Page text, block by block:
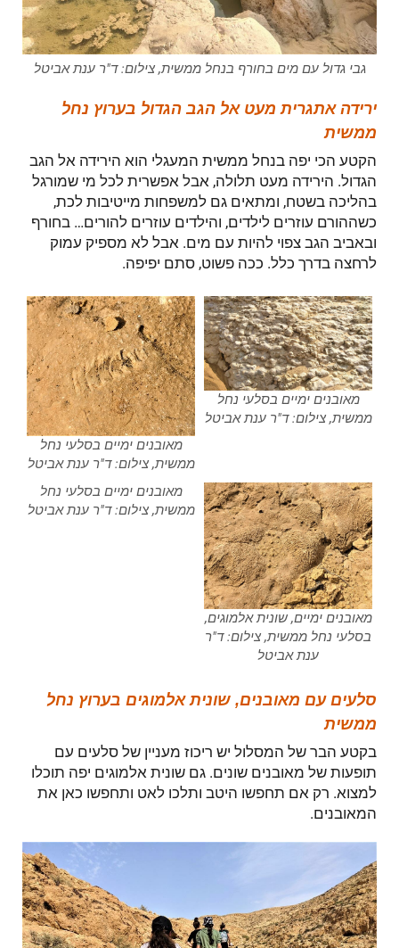
גבי גדול עם מים בחורף בנחל ממשית, צילום: ד"ר ענת אביטל
ירידה אתגרית מעט אל הגב הגדול בערוץ נחל
ממשית
הקטע הכי יפה בנחל ממשית המעגלי הוא הירידה אל הגב
הגדול. הירידה מעט תלולה, אבל אפשרית לכל מי שמורגל
בהליכה בשטח, ומתאים גם למשפחות מייטיבות לכת,
כשההורם עוזרים לילדים, והילדים עוזרים להורים… בחורף
ובאביב הגב צפוי להיות עם מים. אבל לא מספיק עמוק
לרחצה בדרך כלל. ככה פשוט, סתם יפיפה.
מאובנים ימיים בסלעי נחל
ממשית, צילום: ד"ר ענת אביטל
מאובנים ימיים בסלעי נחל
ממשית, צילום: ד"ר ענת אביטל
מאובנים ימיים, שונית אלמוגים,
בסלעי נחל ממשית, צילום: ד"ר
ענת אביטל
מאובנים ימיים בסלעי נחל
ממשית, צילום: ד"ר ענת אביטל
סלעים עם מאובנים, שונית אלמוגים בערוץ נחל
ממשית
בקטע הבר של המסלול יש ריכוז מעניין של סלעים עם
תופעות של מאובנים שונים. גם שונית אלמוגים יפה תוכלו
למצוא. רק אם תחפשו היטב ותלכו לאט ותחפשו כאן את
המאובנים.